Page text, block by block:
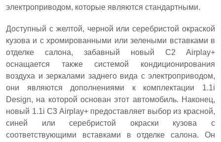
электроприводом, которые являются стандартными.
Доступный с желтой, черной или серебристой окраской
кузова и с хромированными или зелеными вставками в
отделке салона, забавный новый C2 Airplay+
оснащается также системой кондиционирования
воздуха и зеркалами заднего вида с электроприводом,
они являются дополнениями к комплектации 1.1i
Design, на которой основан этот автомобиль. Наконец,
новый 1.1i C3 Airplay+ предоставляет выбор из красной,
синей или серебристой окраски кузова с
соответствующими вставками в отделке салона. Он